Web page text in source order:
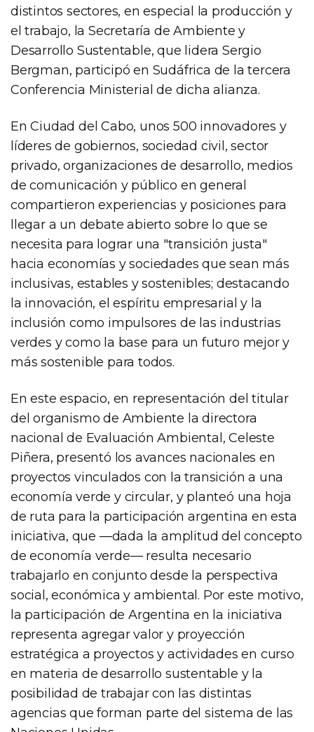
distintos sectores, en especial la producción y
el trabajo, la Secretaría de Ambiente y
Desarrollo Sustentable, que lidera Sergio
Bergman, participó en Sudáfrica de la tercera
Conferencia Ministerial de dicha alianza.
En Ciudad del Cabo, unos 500 innovadores y
líderes de gobiernos, sociedad civil, sector
privado, organizaciones de desarrollo, medios
de comunicación y público en general
compartieron experiencias y posiciones para
llegar a un debate abierto sobre lo que se
necesita para lograr una "transición justa"
hacia economías y sociedades que sean más
inclusivas, estables y sostenibles; destacando
la innovación, el espíritu empresarial y la
inclusión como impulsores de las industrias
verdes y como la base para un futuro mejor y
más sostenible para todos.
En este espacio, en representación del titular
del organismo de Ambiente la directora
nacional de Evaluación Ambiental, Celeste
Piñera, presentó los avances nacionales en
proyectos vinculados con la transición a una
economía verde y circular, y planteó una hoja
de ruta para la participación argentina en esta
iniciativa, que —dada la amplitud del concepto
de economía verde— resulta necesario
trabajarlo en conjunto desde la perspectiva
social, económica y ambiental. Por este motivo,
la participación de Argentina en la iniciativa
representa agregar valor y proyección
estratégica a proyectos y actividades en curso
en materia de desarrollo sustentable y la
posibilidad de trabajar con las distintas
agencias que forman parte del sistema de las